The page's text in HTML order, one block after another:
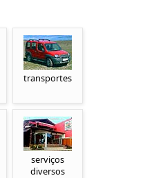
transportes
serviços
diversos